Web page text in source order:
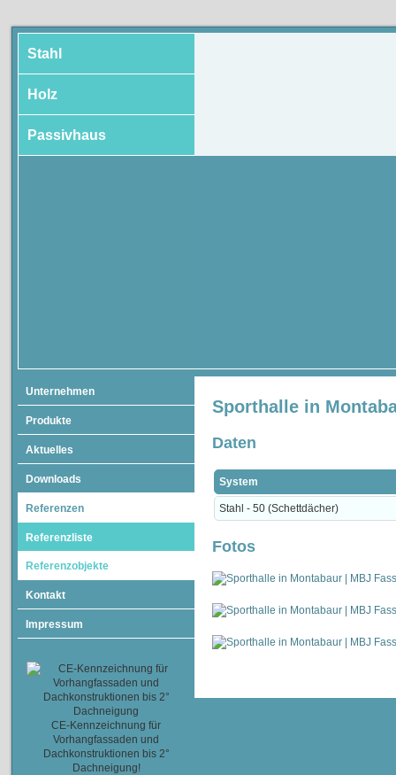
Stahl
Holz
Passivhaus
Unternehmen
Produkte
Aktuelles
Downloads
Referenzen
Referenzliste
Referenzobjekte
Kontakt
Impressum
CE-Kennzeichnung für
Vorhangfassaden und
Dachkonstruktionen bis 2°
Dachneigung!
Sporthalle in
Daten
System
Stahl - 50 (Schettdächer)
Fotos